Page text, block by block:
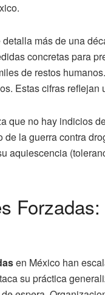
más de una
concretas para
de restos
Estas cifras reflejan
que no hay indicios
de la guerra contra
aquiescencia
en México han
su práctica